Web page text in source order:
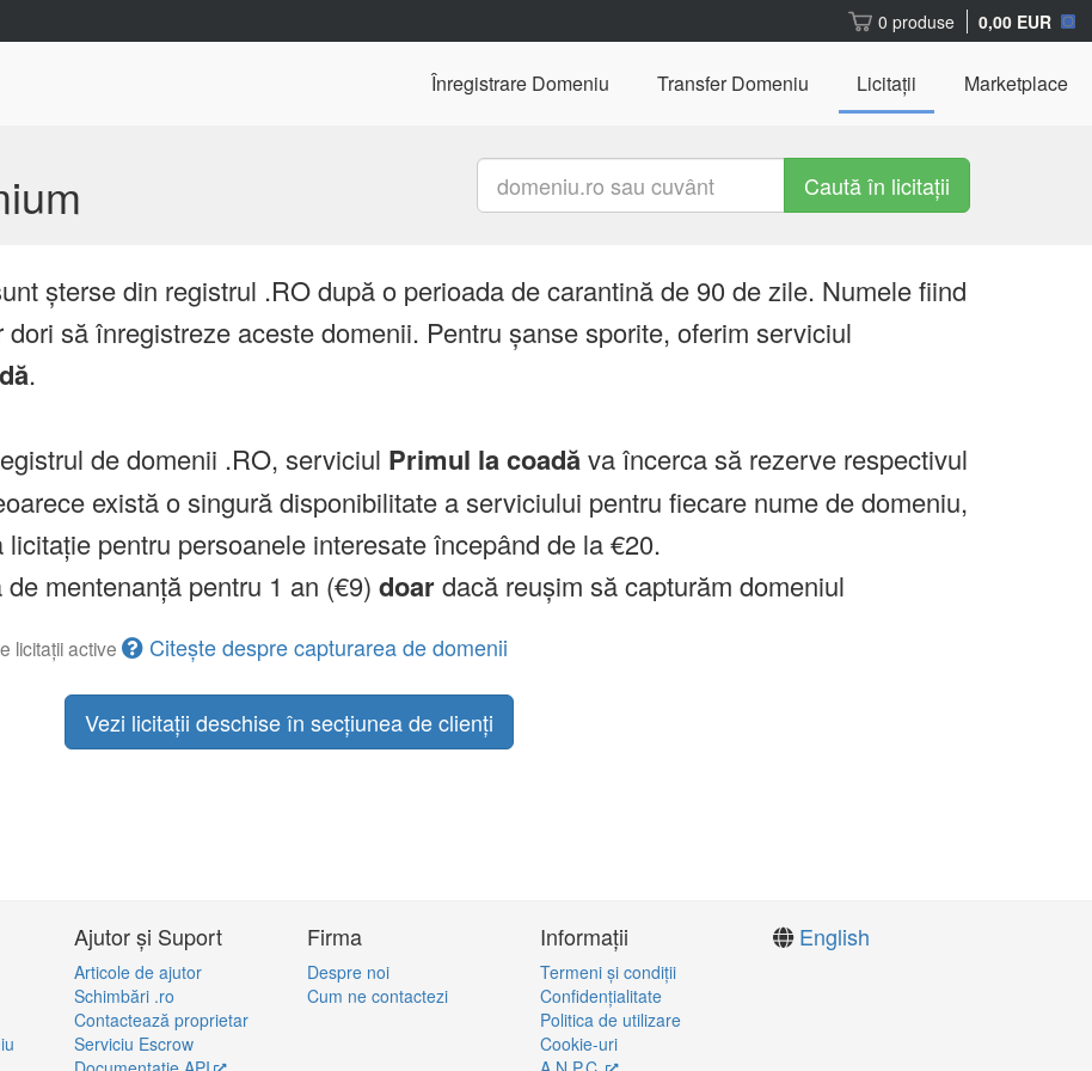
0 produse 0,00 EUR
Înregistrare Domeniu Transfer Domeniu Licitații Marketplace
Caută în licitații
șterse din registrul .RO după o perioada de carantină de 90 de zile. Numele fiind
să înregistreze aceste domenii. Pentru șanse sporite, oferim serviciul
.
de domenii .RO, serviciul Primul la coadăva încerca să rezerve respectivul
există o singură disponibilitate a serviciului pentru fiecare nume de domeniu,
pentru persoanele interesate începând de la €20.
mentenanță pentru 1 an (€9) doardacă reușim să capturăm domeniul
licitații active Citește despre capturarea de domenii
Vezi licitații deschise în secțiunea de clienți
Ajutor și Suport
Articole de ajutor
Schimbări .ro
Contactează proprietar
Serviciu Escrow
Firma
Despre noi
Cum ne contactezi
Informații
Termeni şi condiţii
Confidenţialitate
Politica de utilizare
Cookie-uri
English